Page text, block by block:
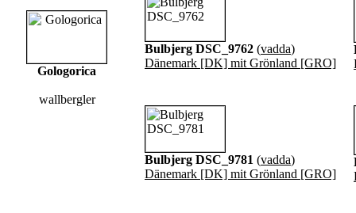
Gologorica
wallbergler
Bulbjerg DSC_9762 (vadda)
Dänemark [DK] mit Grönland [GRO]
Bulbjerg DSC_9781 (vadda)
Dänemark [DK] mit Grönland [GRO]